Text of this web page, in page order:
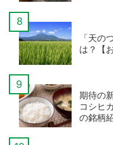
「天の
は？【
期待の
コシヒ
の銘柄